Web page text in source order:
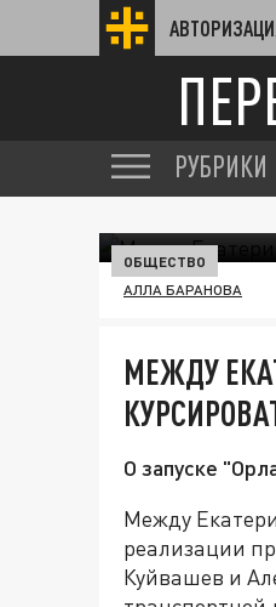
РУБРИКИ
ОБЩЕСТВО
АЛЛА БАРАНОВА
МЕЖДУ
О запуске
Между
реализации
Куйвашев и